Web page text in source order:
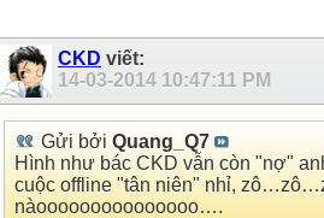
CKD viết:
14-03-2014 10:47:11 PM
Gửi bởi Quang_Q7
Hình như bác CKD vẫn còn "nợ"
cuộc offline "tân niên" nhỉ,
nàooooooooooooooo….